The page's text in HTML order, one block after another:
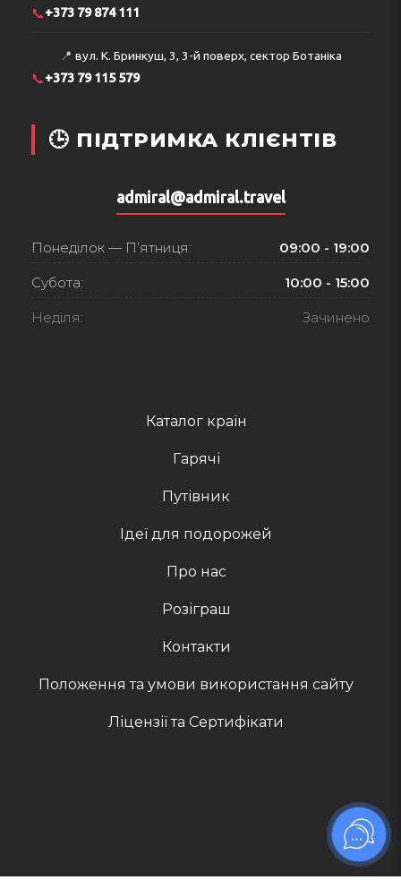
Каталог країн
Гарячі
Путівник
Ідеї для подорожей
Про нас
Розіграш
Контакти
Положення та умови використання сайту
Ліцензії та Сертифікати
📞+373 79 874 111
📍 вул. К. Бринкуш, 3, 3-й поверх, сектор Ботаніка
📞+373 79 115 579
🕒 ПІДТРИМКА КЛІЄНТІВ
admiral@admiral.travel
Понеділок — П’ятниця: 09:00 - 19:00
Субота: 10:00 - 15:00
Неділя: Зачинено